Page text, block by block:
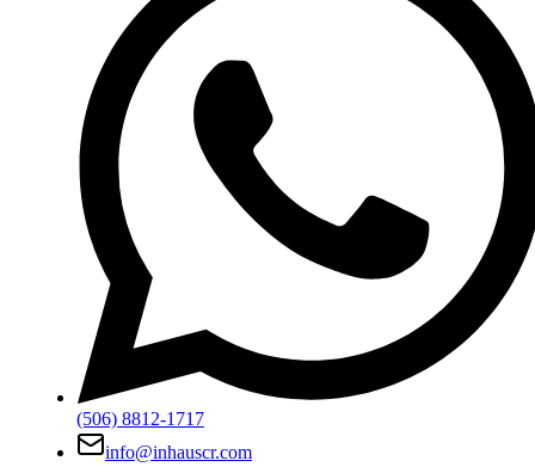
(506) 8812-1717
info@inhauscr.com